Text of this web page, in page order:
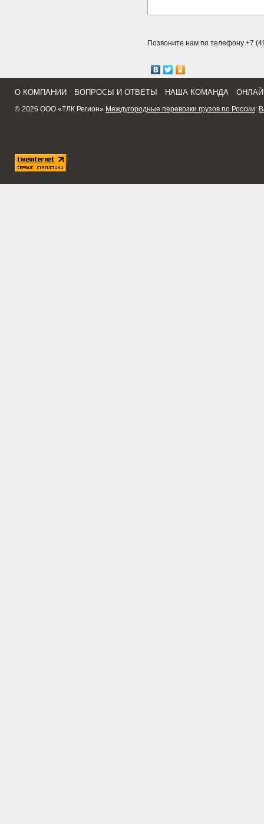
Позвоните нам по телефону +7
О КОМПАНИИ ВОПРОСЫ И ОТВЕТЫ НАША КОМАНДА
© 2026 ООО «ТЛК Регион» Междугородные перевозки грузов по России: